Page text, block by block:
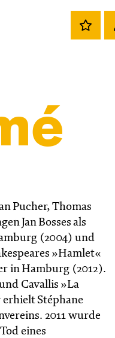
Pucher, Thomas
Jan Bosses als
(2004) und
»Hamlet«
in Hamburg (2012).
Cavallis »La
erhielt Stéphane
2011 wurde
eines